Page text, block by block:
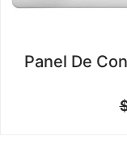
Panel De